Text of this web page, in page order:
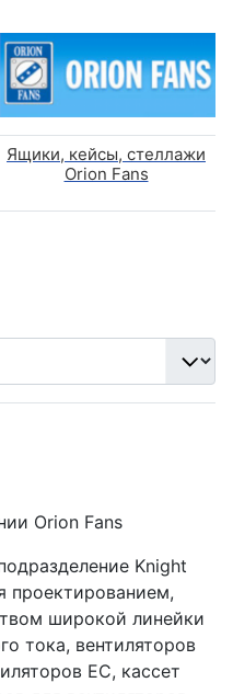
Ящики, кейсы, стеллажи
Orion Fans
Orion Fans
Knight
проектированием,
широкой линейки
тока, вентиляторов
EC, кассет